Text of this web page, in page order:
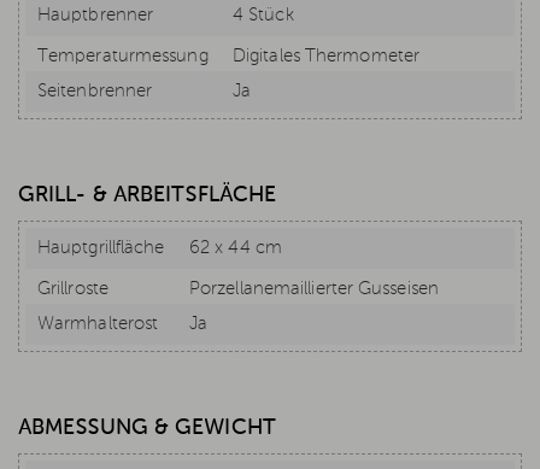
Hauptbrenner 4 Stück
Temperaturmessung
Digitales Thermometer
Seitenbrenner
Ja
GRILL- & ARBEITSFLÄCHE
Hauptgrillfläche 62 x 44 cm
Grillroste
Porzellanemaillierter Gusseisen
Warmhalterost
Ja
ABMESSUNG & GEWICHT